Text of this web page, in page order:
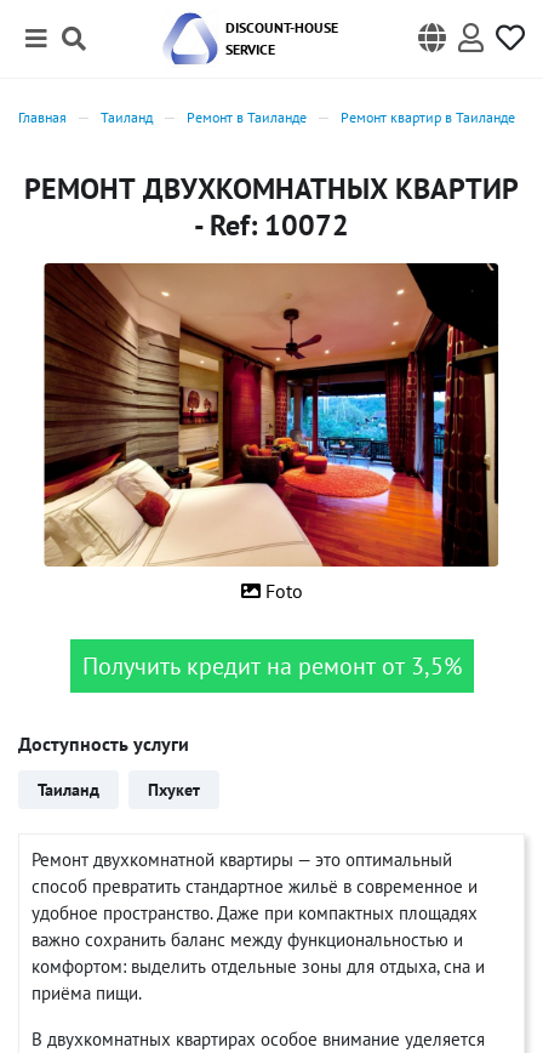
DISCOUNT-HOUSE
SERVICE
Главная Таиланд Ремонт в Таиланде Ремонт квартир в Таиланде
РЕМОНТ ДВУХКОМНАТНЫХ КВАРТИР
- Ref: 10072
Foto
Получить кредит на ремонт от 3,5%
Доступность услуги
Таиланд Пхукет
Ремонт двухкомнатной квартиры — это оптимальный
способ превратить стандартное жильё в современное и
удобное пространство. Даже при компактных площадях
важно сохранить баланс между функциональностью и
комфортом: выделить отдельные зоны для отдыха, сна и
приёма пищи.
В двухкомнатных квартирах особое внимание уделяется